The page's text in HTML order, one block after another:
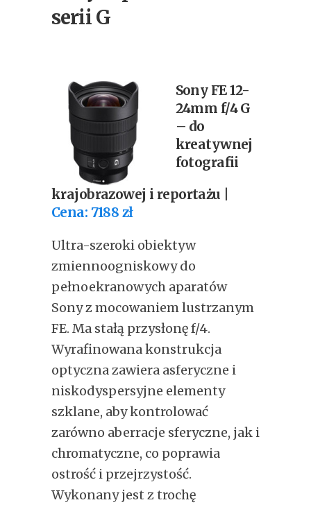
serii G
Sony FE 12-
24mm f/4 G
– do
kreatywnej
fotografii
krajobrazowej i reportażu |
Cena: 7188 zł
Ultra-szeroki obiektyw
zmiennoogniskowy do
pełnoekranowych aparatów
Sony z mocowaniem lustrzanym
FE. Ma stałą przysłonę f/4.
Wyrafinowana konstrukcja
optyczna zawiera asferyczne i
niskodyspersyjne elementy
szklane, aby kontrolować
zarówno aberracje sferyczne, jak i
chromatyczne, co poprawia
ostrość i przejrzystość.
Wykonany jest z trochę